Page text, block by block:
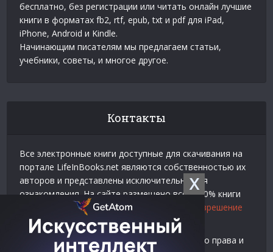
X
бесплатно, без регистрации или читать онлайн лучшие
книги в форматах fb2, rtf, epub, txt и pdf для iPad,
iPhone, Android и Kindle.
Начинающим писателям мы предлагаем статьи,
учебники, советы, и многое другое.
Контакты
Все электронные книги доступные для скачивания на
портале LifeInBooks.net являются собственностью их
авторов и представлены исключительно для
ознакомления. На сайте размещено всего 20% книги
взятой у нашего партнера Официальное разрешение
на использование материалов Litres.
Контакты для связи по вопросам авторского права и